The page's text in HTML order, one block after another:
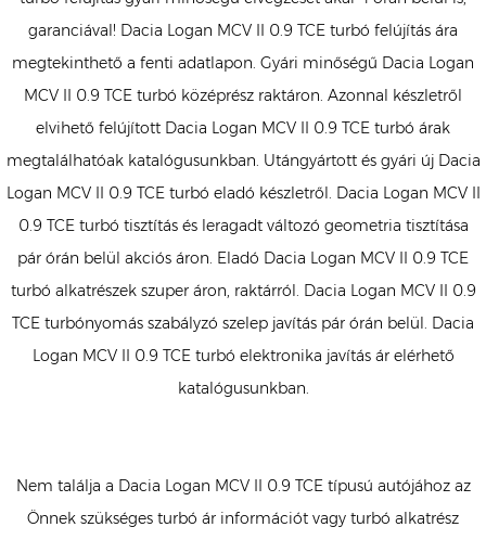
garanciával! Dacia Logan MCV II 0.9 TCE turbó felújítás ára
megtekinthető a fenti adatlapon. Gyári minőségű Dacia Logan
MCV II 0.9 TCE turbó középrész raktáron. Azonnal készletről
elvihető felújított Dacia Logan MCV II 0.9 TCE turbó árak
megtalálhatóak katalógusunkban. Utángyártott és gyári új Dacia
Logan MCV II 0.9 TCE turbó eladó készletről. Dacia Logan MCV II
0.9 TCE turbó tisztítás és leragadt változó geometria tisztítása
pár órán belül akciós áron. Eladó Dacia Logan MCV II 0.9 TCE
turbó alkatrészek szuper áron, raktárról. Dacia Logan MCV II 0.9
TCE turbónyomás szabályzó szelep javítás pár órán belül. Dacia
Logan MCV II 0.9 TCE turbó elektronika javítás ár elérhető
katalógusunkban.
Nem találja a Dacia Logan MCV II 0.9 TCE típusú autójához az
Önnek szükséges turbó ár információt vagy turbó alkatrész